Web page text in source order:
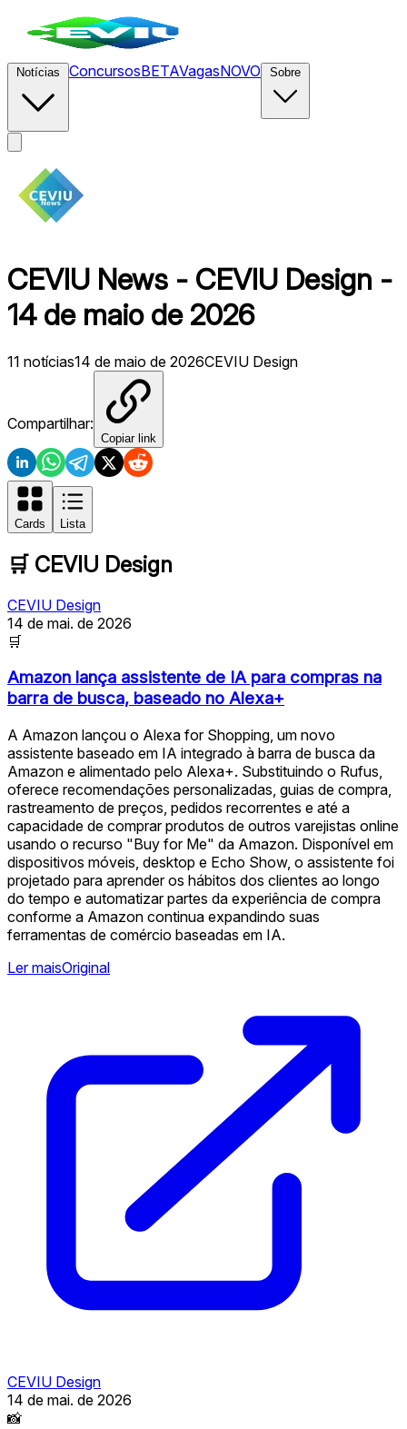
ConcursosBETAVagasNOVO
CEVIU News - CEVIU Design -
14 de maio de 2026
11 notícias14 de maio de 2026CEVIU Design
Compartilhar:
Copiar link
Cards Lista
🛒 CEVIU Design
CEVIU Design
14 de mai. de 2026
🛒
Amazon lança assistente de IA para compras na
barra de busca, baseado no Alexa+
A Amazon lançou o Alexa for Shopping, um novo
assistente baseado em IA integrado à barra de busca da
Amazon e alimentado pelo Alexa+. Substituindo o Rufus,
oferece recomendações personalizadas, guias de compra,
rastreamento de preços, pedidos recorrentes e até a
capacidade de comprar produtos de outros varejistas online
usando o recurso "Buy for Me" da Amazon. Disponível em
dispositivos móveis, desktop e Echo Show, o assistente foi
projetado para aprender os hábitos dos clientes ao longo
do tempo e automatizar partes da experiência de compra
conforme a Amazon continua expandindo suas
ferramentas de comércio baseadas em IA.
Ler maisOriginal
CEVIU Design
14 de mai. de 2026
📸